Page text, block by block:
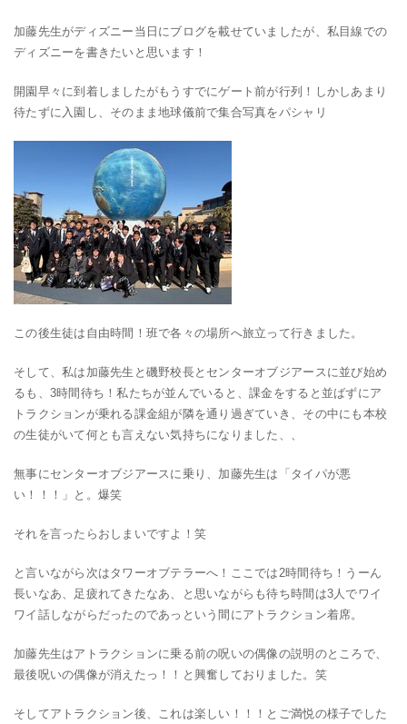
加藤先生がディズニー当日にブログを載せていましたが、私目線での
ディズニーを書きたいと思います！
開園早々に到着しましたがもうすでにゲート前が行列！しかしあまり
待たずに入園し、そのまま地球儀前で集合写真をパシャリ
この後生徒は自由時間！班で各々の場所へ旅立って行きました。
そして、私は加藤先生と磯野校長とセンターオブジアースに並び始め
るも、3時間待ち！私たちが並んでいると、課金をすると並ばずにア
トラクションが乗れる課金組が隣を通り過ぎていき、その中にも本校
の生徒がいて何とも言えない気持ちになりました、、
無事にセンターオブジアースに乗り、加藤先生は「タイパが悪
い！！！」と。爆笑
それを言ったらおしまいですよ！笑
と言いながら次はタワーオブテラーへ！ここでは2時間待ち！うーん
長いなあ、足疲れてきたなあ、と思いながらも待ち時間は3人でワイ
ワイ話しながらだったのであっという間にアトラクション着席。
加藤先生はアトラクションに乗る前の呪いの偶像の説明のところで、
最後呪いの偶像が消えたっ！！と興奮しておりました。笑
そしてアトラクション後、これは楽しい！！！とご満悦の様子でした